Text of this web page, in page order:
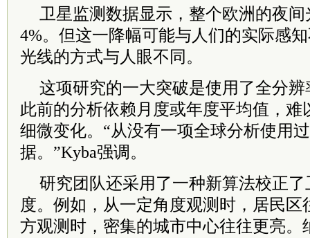
卫星监测数据显示，整个欧洲的夜
4%。但这一降幅可能与人们的实际感
光线的方式与人眼不同。
这项研究的一大突破是使用了全分
此前的分析依赖月度或年度平均值，难
细微变化。“从没有一项全球分析使用
据。”Kyba强调。
研究团队还采用了一种新算法校正
度。例如，从一定角度观测时，居民区
方观测时，密集的城市中心往往更亮。